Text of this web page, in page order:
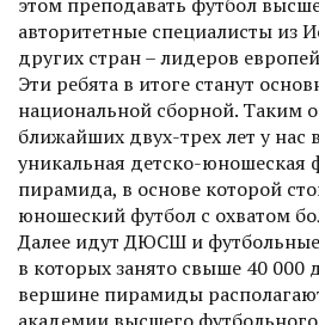
авторитетные специалисты из
других стран – лидеров
Эти ребята в итоге станут
национальной сборной. Таким
ближайших двух-трех лет у нас
уникальная детско-юношеская
пирамида, в основе которой
юношеский футбол с охватом
Далее идут ДЮСШ и
в которых занято свыше 40 000
вершине пирамиды